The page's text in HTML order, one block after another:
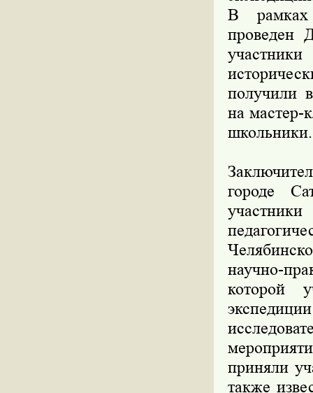
В рамках
проведен
получили
на мастер-
школьники.
городе
научно-
которой
приняли
также